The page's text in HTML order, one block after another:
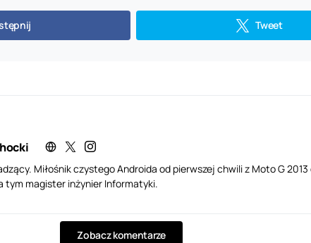
Tweet
Miłośnik czystego Androida od pierwszej chwili z Moto G
tym magister inżynier Informatyki.
Zobacz komentarze